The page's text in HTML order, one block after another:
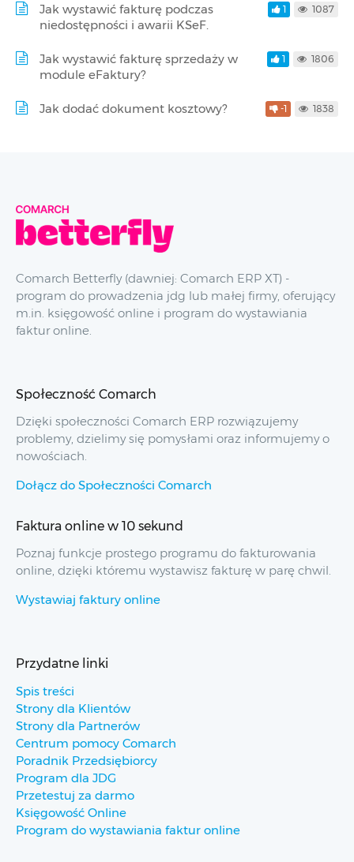
Jak wystawić fakturę podczas
niedostępności i awarii KSeF.
1 1087
Jak wystawić fakturę sprzedaży w
module eFaktury?
1 1806
Jak dodać dokument kosztowy? -1 1838
Comarch Betterfly (dawniej: Comarch ERP XT) -
program do prowadzenia jdg lub małej firmy, oferujący
m.in. księgowość online i program do wystawiania
faktur online.
Społeczność Comarch
Dzięki społeczności Comarch ERP rozwiązujemy
problemy, dzielimy się pomysłami oraz informujemy o
nowościach.
Dołącz do Społeczności Comarch
Faktura online w 10 sekund
Poznaj funkcje prostego programu do fakturowania
online, dzięki któremu wystawisz fakturę w parę chwil.
Wystawiaj faktury online
Przydatne linki
Spis treści
Strony dla Klientów
Strony dla Partnerów
Centrum pomocy Comarch
Poradnik Przedsiębiorcy
Program dla JDG
Przetestuj za darmo
Księgowość Online
Program do wystawiania faktur online